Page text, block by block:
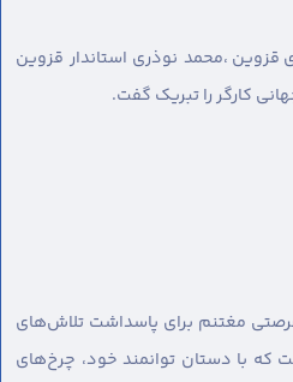
قزوین ،محمد نوذری استاندار قزوین
فرصتی مغتنم برای پاسداشت تلاش‌های
که با دستان توانمند خود، چرخ‌های